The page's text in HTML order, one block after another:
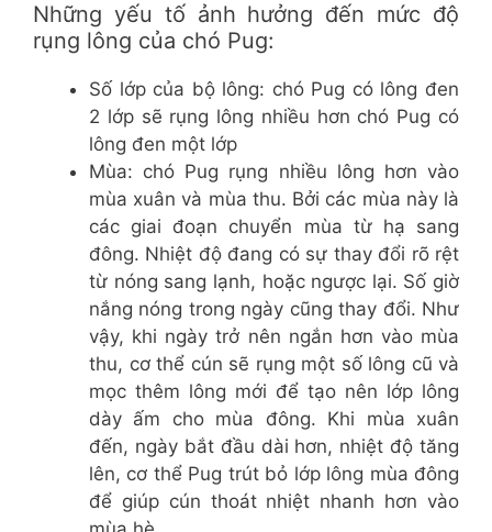
Những yếu tố ảnh hưởng đến mức độ
rụng lông của chó Pug:
Số lớp của bộ lông: chó Pug có lông đen
2 lớp sẽ rụng lông nhiều hơn chó Pug có
lông đen một lớp
Mùa: chó Pug rụng nhiều lông hơn vào
mùa xuân và mùa thu. Bởi các mùa này là
các giai đoạn chuyển mùa từ hạ sang
đông. Nhiệt độ đang có sự thay đổi rõ rệt
từ nóng sang lạnh, hoặc ngược lại. Số giờ
nắng nóng trong ngày cũng thay đổi. Như
vậy, khi ngày trở nên ngắn hơn vào mùa
thu, cơ thể cún sẽ rụng một số lông cũ và
mọc thêm lông mới để tạo nên lớp lông
dày ấm cho mùa đông. Khi mùa xuân
đến, ngày bắt đầu dài hơn, nhiệt độ tăng
lên, cơ thể Pug trút bỏ lớp lông mùa đông
để giúp cún thoát nhiệt nhanh hơn vào